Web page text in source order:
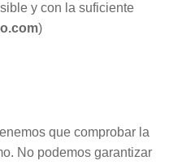
y con la suficiente
)
que comprobar la
No podemos garantizar